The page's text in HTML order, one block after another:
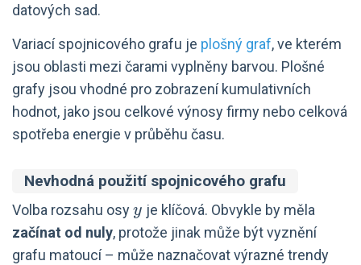
datových sad.
Variací spojnicového grafu je plošný graf, ve kterém
jsou oblasti mezi čarami vyplněny barvou. Plošné
grafy jsou vhodné pro zobrazení kumulativních
hodnot, jako jsou celkové výnosy firmy nebo celková
spotřeba energie v průběhu času.
Nevhodná použití spojnicového grafu
Volba rozsahu osyy
y je klíčová. Obvykle by měla
začínat od nuly, protože jinak může být vyznění
grafu matoucí – může naznačovat výrazné trendy